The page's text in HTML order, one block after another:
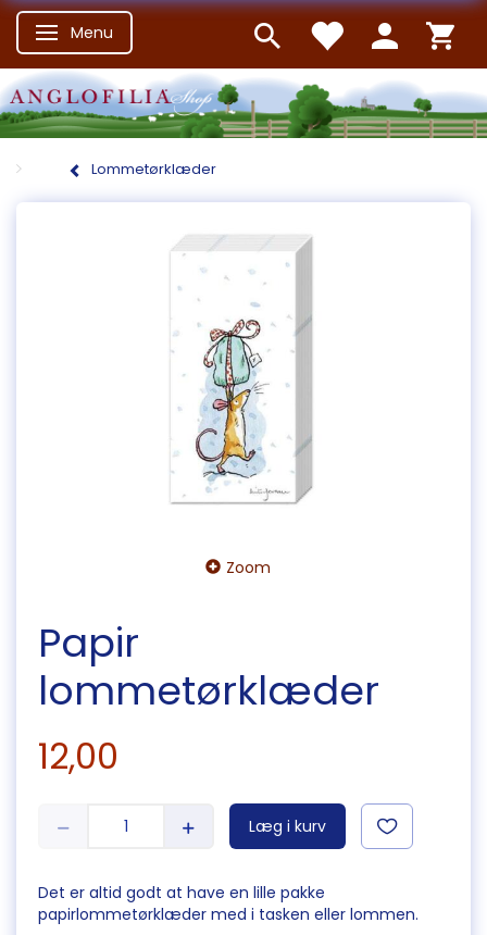
Skifte navigation
Menu
Lommetørklæder
Zoom
Papir
lommetørklæder
12,00
Læg i kurv
Det er altid godt at have en lille pakke
papirlommetørklæder med i tasken eller lommen.